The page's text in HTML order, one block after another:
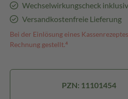
Wechselwirkungscheck
Versandkostenfreie Lieferung
Bei der Einlösung eines
Rechnung gestellt.⁴
PZN: 11101454